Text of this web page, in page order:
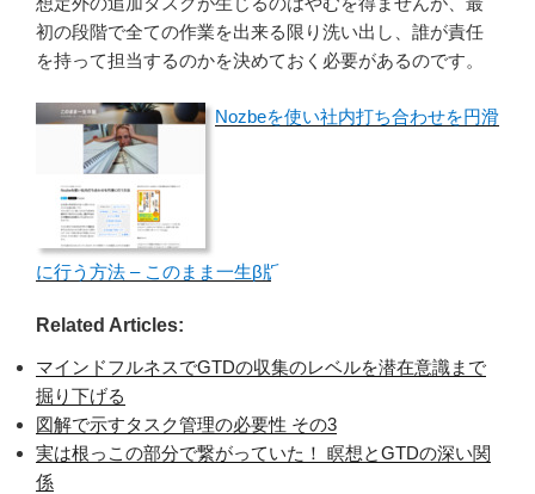
初の段階で全ての作業を出来る限り洗い出し、誰が責任
を持って担当するのかを決めておく必要があるのです。
Nozbeを使い社内打ち合わせを円滑
に行う方法 – このまま一生β版
Related Articles:
マインドフルネスでGTDの収集のレベルを潜在意識まで
掘り下げる
図解で示すタスク管理の必要性 その3
実は根っこの部分で繋がっていた！ 瞑想とGTDの深い関
係